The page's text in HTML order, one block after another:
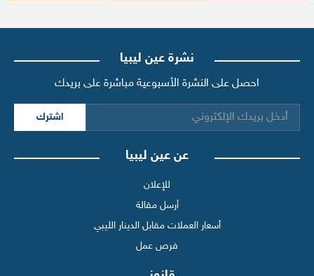
نشرة عين ليبيا
احصل على النشرة الأسبوعية مباشرة على بريدك
اشترك
عن عين ليبيا
للإعلان
أرسل مقالة
أسعار العملات مقابل الدينار الليبي
فرص عمل